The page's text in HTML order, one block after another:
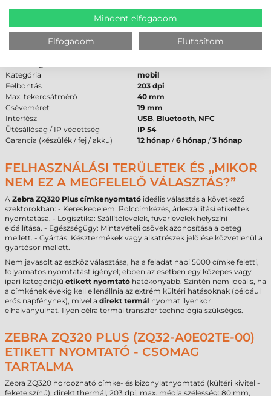
specifikációit a pontos technológiai döntés támogatásához:
Paraméter
Érték
Modell
ZQ320 Plus
Kategória
mobil
Felbontás
203 dpi
Max. tekercsátmérő
40 mm
Cséveméret
19 mm
Interfész
USB, Bluetooth, NFC
Ütésállóság / IP védettség
IP 54
Garancia (készülék / fej / akku)
12 hónap /6 hónap /3 hónap
FELHASZNÁLÁSI TERÜLETEK ÉS „MIKOR
NEM EZ A MEGFELELŐ VÁLASZTÁS?”
A Zebra ZQ320 Plus címkenyomtató ideális választás a következő
szektorokban: - Kereskedelem: Polccímkézés, árleszállítási etikettek
nyomtatása. - Logisztika: Szállítólevelek, fuvarlevelek helyszíni
előállítása. - Egészségügy: Mintavételi csövek azonosítása a beteg
mellett. - Gyártás: Késztermékek vagy alkatrészek jelölése közvetlenül a
gyártósor mellett.
Nem javasolt az eszköz választása, ha a feladat napi 5000 címke feletti,
folyamatos nyomtatást igényel; ebben az esetben egy közepes vagy
ipari kategóriájú etikett nyomtató hatékonyabb. Szintén nem ideális, ha
a címkének évekig kell ellenállnia az extrém kültéri hatásoknak (például
erős napfénynek), mivel a direkt termál nyomat ilyenkor
elhalványulhat. Ilyen célra termál transzfer technológia szükséges.
ZEBRA ZQ320 PLUS (ZQ32-A0E02TE-00)
ETIKETT NYOMTATÓ - CSOMAG
TARTALMA
Zebra ZQ320 hordozható címke- és bizonylatnyomtató (kültéri kivitel -
fekete színű), direkt thermál, 203 dpi, max. média szélesség: 80 mm,
Mindent elfogadom
Elfogadom Elutasítom